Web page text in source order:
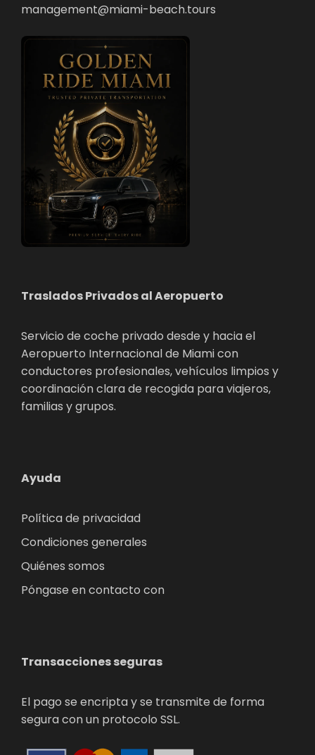
management@miami-beach.tours
Traslados Privados al Aeropuerto
Servicio de coche privado desde y hacia el
Aeropuerto Internacional de Miami con
conductores profesionales, vehículos limpios y
coordinación clara de recogida para viajeros,
familias y grupos.
Ayuda
Política de privacidad
Condiciones generales
Quiénes somos
Póngase en contacto con
Transacciones seguras
El pago se encripta y se transmite de forma
segura con un protocolo SSL.